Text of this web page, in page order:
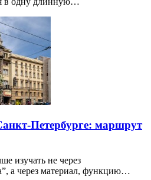
Петербурге: маршрут
изучать не через
а через материал, функцию…